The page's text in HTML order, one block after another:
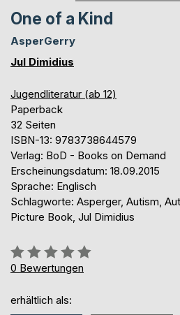
One of a Kind
AsperGerry
Jul Dimidius
Jugendliteratur (ab 12)
Paperback
32 Seiten
ISBN-13: 9783738644579
Verlag: BoD - Books on Demand
Erscheinungsdatum: 18.09.2015
Sprache: Englisch
Schlagworte: Asperger, Autism,
Picture Book, Jul Dimidius
Bewertung::
0%
0 Bewertungen
erhältlich als: